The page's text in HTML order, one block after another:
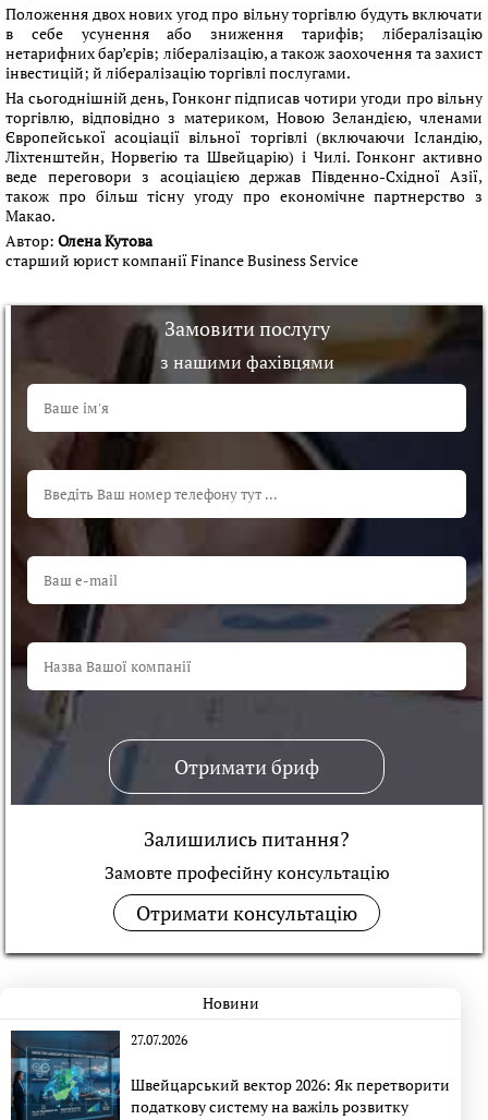
Положення двох нових угод про вільну торгівлю будуть включати
в себе усунення або зниження тарифів; лібералізацію
нетарифних бар’єрів; лібералізацію, а також заохочення та захист
інвестицій; й лібералізацію торгівлі послугами.
На сьогоднішній день, Гонконг підписав чотири угоди про вільну
торгівлю, відповідно з материком, Новою Зеландією, членами
Європейської асоціації вільної торгівлі (включаючи Ісландію,
Ліхтенштейн, Норвегію та Швейцарію) і Чилі. Гонконг активно
веде переговори з асоціацією держав Південно-Східної Азії,
також про більш тісну угоду про економічне партнерство з
Макао.
Автор: Олена Кутова
старший юрист компанії Finance Business Service
Замовити послугу
з нашими фахівцями
Отримати бриф
Залишились питання?
Замовте професійну консультацiю
Отримати консультацію
Новини
27.07.2026
Швейцарський вектор 2026: Як перетворити
податкову систему на важіль розвитку